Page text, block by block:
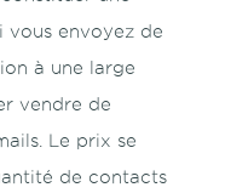
vous envoyez de
à une large
vendre de
Le prix se
de contacts